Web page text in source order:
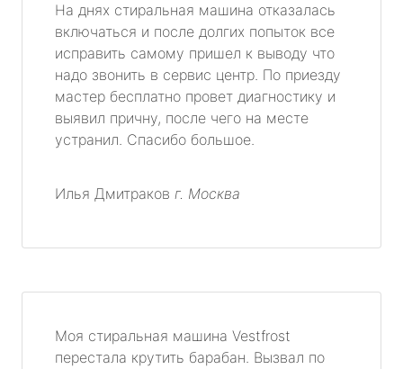
На днях стиральная машина отказалась
включаться и после долгих попыток все
исправить самому пришел к выводу что
надо звонить в сервис центр. По приезду
мастер бесплатно провет диагностику и
выявил причну, после чего на месте
устранил. Спасибо большое.
Илья Дмитраков г. Москва
Моя стиральная машина Vestfrost
перестала крутить барабан. Вызвал по